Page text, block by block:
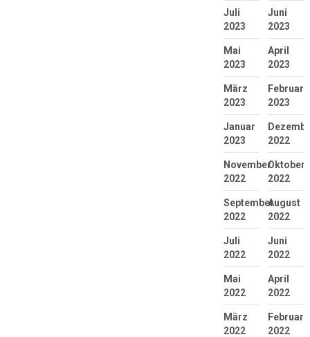
Juli
2023
Juni
2023
Mai
2023
April
2023
März
2023
Februar
2023
Januar
2023
2022
November
2022
Oktober
2022
September
2022
August
2022
Juli
2022
Juni
2022
Mai
2022
April
2022
März
2022
Februar
2022